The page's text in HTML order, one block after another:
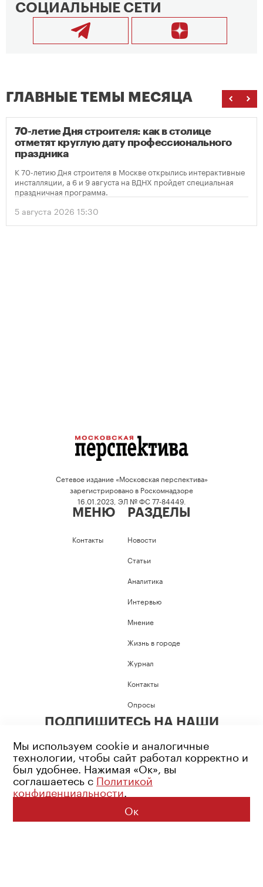
СОЦИАЛЬНЫЕ СЕТИ
ГЛАВНЫЕ ТЕМЫ МЕСЯЦА
70-летие Дня строителя: как в столице
отметят круглую дату профессионального
праздника
К 70-летию Дня строителя в Москве открылись интерактивные
инсталляции, а 6 и 9 августа на ВДНХ пройдет специальная
праздничная программа.
5 августа 2026 15:30
Сетевое издание «Московская перспектива»
зарегистрировано в Роскомнадзоре
16.01.2023, ЭЛ № ФС 77-84449.
МЕНЮ
Контакты
РАЗДЕЛЫ
Новости
Статьи
Аналитика
Интервью
Мнение
Жизнь в городе
Журнал
Контакты
Опросы
ПОДПИШИТЕСЬ НА НАШИ
Возрастное ограничение: 16+
Политика конфиденциальности
© 2026 Все права защищены
Мы используем cookie и аналогичные
технологии, чтобы сайт работал корректно и
был удобнее. Нажимая «Ок», вы
соглашаетесь с Политикой
конфиденциальности.
Ок